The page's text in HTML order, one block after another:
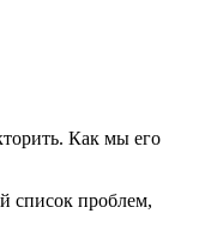
Как мы его
список проблем,